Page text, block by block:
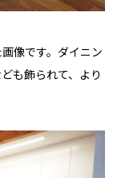
像です。ダイニン
も飾られて、より